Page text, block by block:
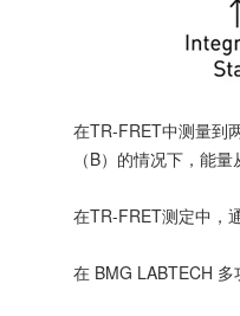
在TR-FRET中测量到
（B）的情况下，能
在TR-FRET测定中，
在 BMG LABTECH